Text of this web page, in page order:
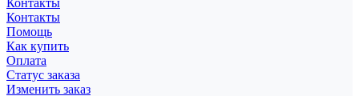
Контакты
Контакты
Помощь
Как купить
Оплата
Статус заказа
Изменить заказ